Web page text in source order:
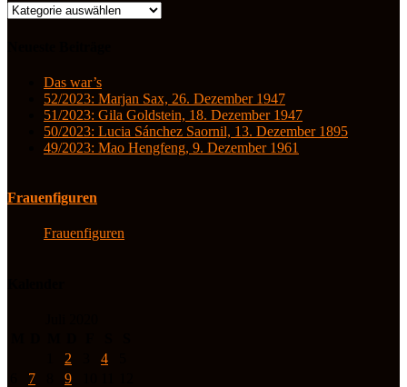
Kategorien
Das war’s
52/2023: Marjan Sax, 26. Dezember 1947
51/2023: Gila Goldstein, 18. Dezember 1947
50/2023: Lucia Sánchez Saornil, 13. Dezember 1895
49/2023: Mao Hengfeng, 9. Dezember 1961
Frauenfiguren
Frauenfiguren
2 4
7 9